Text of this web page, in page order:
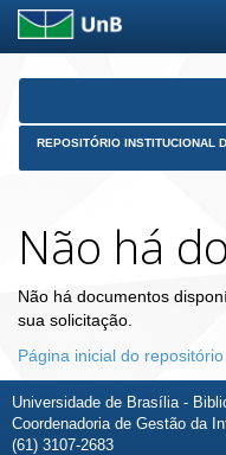
Skip
REPOSITÓRIO INSTITUCIONAL
Não há
Não há documentos
sua solicitação.
Página inicial do repositório
Universidade de Brasília -
Coordenadoria de Gestão da
(61) 3107-2683